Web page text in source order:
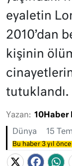
eyaletin
2010’dan
kişinin
tutuklandı.
Yazan: 10Haber
Dünya 15
Bu haber 3 yıl önce